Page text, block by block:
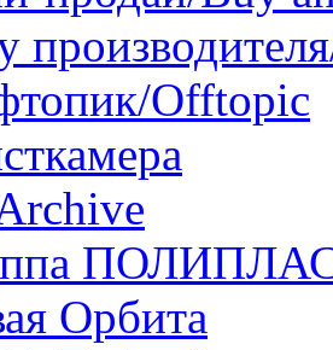
Offtopic
Орбита